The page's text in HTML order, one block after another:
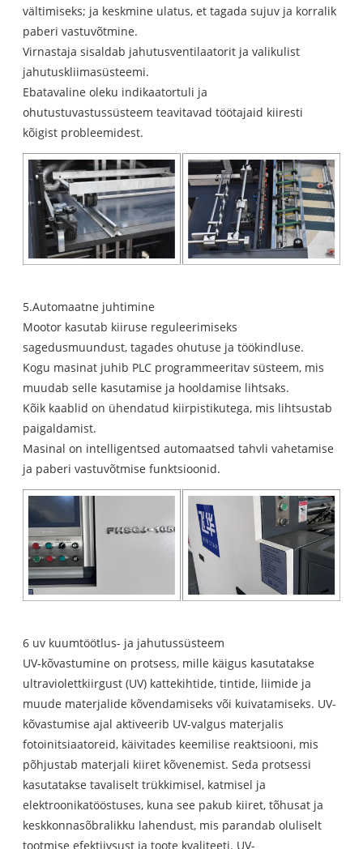
vältimiseks; ja keskmine ulatus, et tagada sujuv ja korralik
paberi vastuvõtmine.
Virnastaja sisaldab jahutusventilaatorit ja valikulist
jahutuskliimasüsteemi.
Ebatavaline oleku indikaatortuli ja
ohutustuvastussüsteem teavitavad töötajaid kiiresti
kõigist probleemidest.
5.Automaatne juhtimine
Mootor kasutab kiiruse reguleerimiseks
sagedusmuundust, tagades ohutuse ja töökindluse.
Kogu masinat juhib PLC programmeeritav süsteem, mis
muudab selle kasutamise ja hooldamise lihtsaks.
Kõik kaablid on ühendatud kiirpistikutega, mis lihtsustab
paigaldamist.
Masinal on intelligentsed automaatsed tahvli vahetamise
ja paberi vastuvõtmise funktsioonid.
6 uv kuumtöötlus- ja jahutussüsteem
UV-kõvastumine on protsess, mille käigus kasutatakse
ultraviolettkiirgust (UV) kattekihtide, tintide, liimide ja
muude materjalide kõvendamiseks või kuivatamiseks. UV-
kõvastumise ajal aktiveerib UV-valgus materjalis
fotoinitsiaatoreid, käivitades keemilise reaktsiooni, mis
põhjustab materjali kiiret kõvenemist. Seda protsessi
kasutatakse tavaliselt trükkimisel, katmisel ja
elektroonikatööstuses, kuna see pakub kiiret, tõhusat ja
keskkonnasõbralikku lahendust, mis parandab oluliselt
tootmise efektiivsust ja toote kvaliteeti. UV-